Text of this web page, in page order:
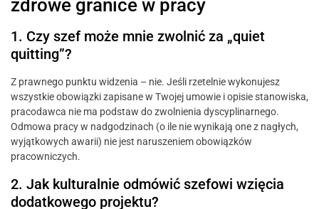
zdrowe granice w pracy
1. Czy szef może mnie zwolnić za „quiet
quitting”?
Z prawnego punktu widzenia – nie. Jeśli rzetelnie wykonujesz
wszystkie obowiązki zapisane w Twojej umowie i opisie stanowiska,
pracodawca nie ma podstaw do zwolnienia dyscyplinarnego.
Odmowa pracy w nadgodzinach (o ile nie wynikają one z nagłych,
wyjątkowych awarii) nie jest naruszeniem obowiązków
pracowniczych.
2. Jak kulturalnie odmówić szefowi wzięcia
dodatkowego projektu?